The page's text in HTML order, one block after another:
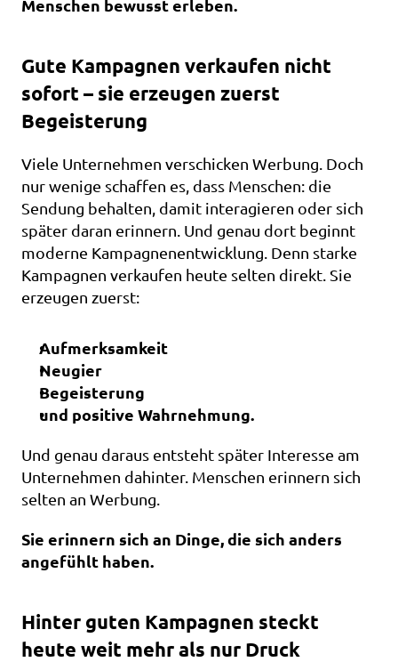
Menschen bewusst erleben.
Gute Kampagnen verkaufen nicht
sofort – sie erzeugen zuerst
Begeisterung
Viele Unternehmen verschicken Werbung. Doch
nur wenige schaffen es, dass Menschen: die
Sendung behalten, damit interagieren oder sich
später daran erinnern. Und genau dort beginnt
moderne Kampagnenentwicklung. Denn starke
Kampagnen verkaufen heute selten direkt. Sie
erzeugen zuerst:
Aufmerksamkeit
Neugier
Begeisterung
und positive Wahrnehmung.
Und genau daraus entsteht später Interesse am
Unternehmen dahinter. Menschen erinnern sich
selten an Werbung.
Sie erinnern sich an Dinge, die sich anders
angefühlt haben.
Hinter guten Kampagnen steckt
heute weit mehr als nur Druck